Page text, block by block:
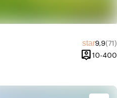
star9,9(71)
person_pin10-400